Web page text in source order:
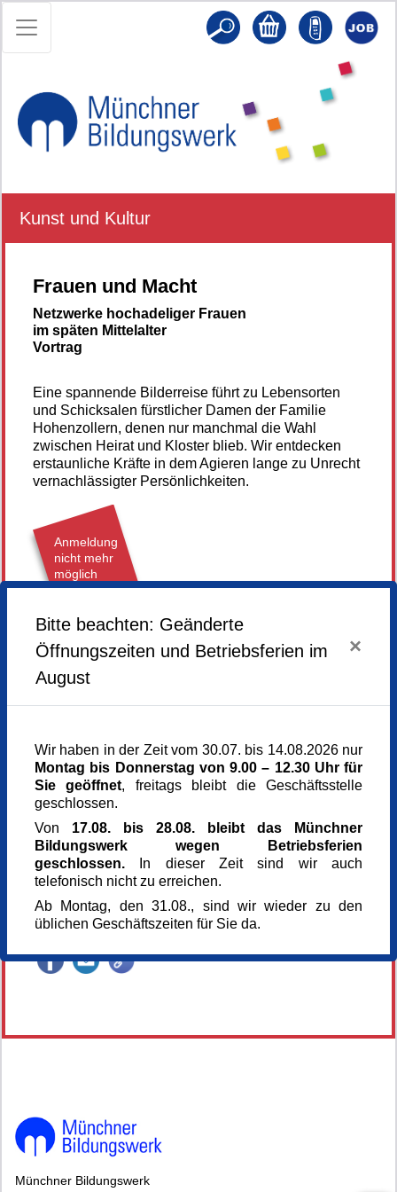
Kunst und Kultur
Frauen und Macht
Netzwerke hochadeliger Frauen
im späten Mittelalter
Vortrag
Eine spannende Bilderreise führt zu Lebensorten
und Schicksalen fürstlicher Damen der Familie
Hohenzollern, denen nur manchmal die Wahl
zwischen Heirat und Kloster blieb. Wir entdecken
erstaunliche Kräfte in dem Agieren lange zu Unrecht
vernachlässigter Persönlichkeiten.
Anmeldung
nicht mehr
möglich
Mittwoch,10.06.2026, 15.00 - 16.30 Uhr
Münchner Bildungswerk, 2. Stock
Dachauer Str. 5
www.muenchner-bildungswerk.de089 5458050
Kursgebühr
14 €
Referent_in
Dr. Beatrice Trost M.A.
Kunsthistorikerin
Anmeldung bis
09.06.2026
Kursnummer
166056
Veranstaltung teilen
Münchner Bildungswerk
Bitte beachten: Geänderte
Öffnungszeiten und Betriebsferien im
August
×
Wir haben in der Zeit vom 30.07. bis 14.08.2026 nur
Montag bis Donnerstag von 9.00 – 12.30 Uhr für
Sie geöffnet, freitags bleibt die Geschäftsstelle
geschlossen.
Von 17.08. bis 28.08. bleibt das Münchner
Bildungswerk wegen Betriebsferien
geschlossen. In dieser Zeit sind wir auch
telefonisch nicht zu erreichen.
Ab Montag, den 31.08., sind wir wieder zu den
üblichen Geschäftszeiten für Sie da.